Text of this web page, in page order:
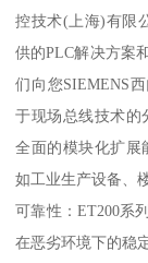
控技术(上海)有限
供的PLC解决方案
们向您SIEMENS
于现场总线技术的
全面的模块化扩展
如工业生产设备、
可靠性：ET200系
在恶劣环境下的稳